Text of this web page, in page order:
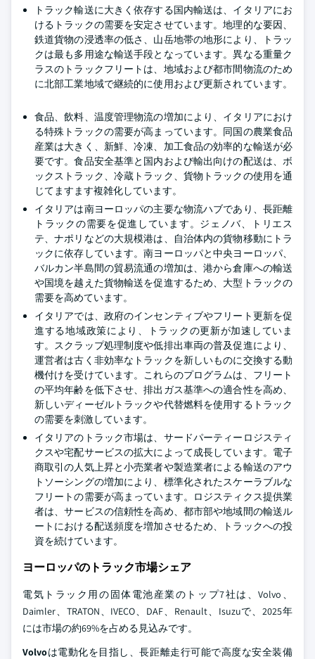
トラック輸送に大きく依存する国内輸送は、イタリアにお
けるトラックの需要を安定させています。地理的な要因、
鉄道貨物の浸透率の低さ、山岳地帯の地形により、トラッ
クは最も多用途な輸送手段となっています。異なる重量ク
ラスのトラックフリートは、地域および都市間物流のため
に北部工業地域で継続的に使用および更新されています。
食品、飲料、温度管理物流の増加により、イタリアにおけ
る特殊トラックの需要が高まっています。同国の農業食品
産業は大きく、新鮮、冷凍、加工食品の効率的な輸送が必
要です。食品安全基準と国内および輸出向けの配送は、ボ
ックストラック、冷蔵トラック、貨物トラックの使用を通
じてますます複雑化しています。
イタリアは南ヨーロッパの主要な物流ハブであり、長距離
トラックの需要を促進しています。ジェノバ、トリエス
テ、ナポリなどの大規模港は、自治体内の貨物移動にトラ
ックに依存しています。南ヨーロッパと中央ヨーロッパ、
バルカン半島間の貿易流通の増加は、港から倉庫への輸送
や国境を越えた貨物輸送を促進するため、大型トラックの
需要を高めています。
イタリアでは、政府のインセンティブやフリート更新を促
進する地域政策により、トラックの更新が加速していま
す。スクラップ処理制度や低排出車両の普及促進により、
運営者は古く非効率なトラックを新しいものに交換する動
機付けを受けています。これらのプログラムは、フリート
の平均年齢を低下させ、排出ガス基準への適合性を高め、
新しいディーゼルトラックや代替燃料を使用するトラック
の需要を刺激しています。
イタリアのトラック市場は、サードパーティーロジスティ
クスや宅配サービスの拡大によって成長しています。電子
商取引の人気上昇と小売業者や製造業者による輸送のアウ
トソーシングの増加により、標準化されたスケーラブルな
フリートの需要が高まっています。ロジスティクス提供業
者は、サービスの信頼性を高め、都市部や地域間の輸送ル
ートにおける配送頻度を増加させるため、トラックへの投
資を続けています。
ヨーロッパのトラック市場シェア
電気トラック用の固体電池産業のトップ7社は、Volvo、
Daimler、TRATON、IVECO、DAF、Renault、Isuzuで、2025年
には市場の約69%を占める見込みです。
Volvoは電動化を目指し、長距離走行可能で高度な安全装備